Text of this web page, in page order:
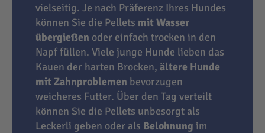
vielseitig. Je nach Präferenz Ihres Hundes
können Sie die Pellets mit Wasser
übergießen oder einfach trocken in den
Napf füllen. Viele junge Hunde lieben das
Kauen der harten Brocken, ältere Hunde
mit Zahnproblemen bevorzugen
weicheres Futter. Über den Tag verteilt
können Sie die Pellets unbesorgt als
Leckerli geben oder als Belohnung im